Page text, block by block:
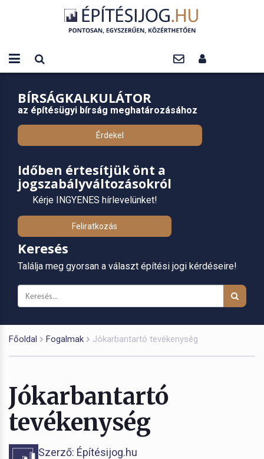
BÍRSÁGKALKULÁTOR
az építésügyi bírság meghatározásához
Érdekel
Időben értesítjük önt a
jogszabályváltozásokról
Kérje INGYENES hírlevelünket!
Feliratkozás
Keresés
Találja meg gyorsan a választ építési jogi kérdéseire!
Főoldal Fogalmak Jókarbantartó tevékenység
Jókarbantartó
tevékenység
Szerző: Építésijog.hu